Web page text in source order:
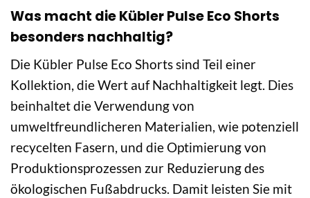
Was macht die Kübler Pulse Eco Shorts
besonders nachhaltig?
Die Kübler Pulse Eco Shorts sind Teil einer
Kollektion, die Wert auf Nachhaltigkeit legt. Dies
beinhaltet die Verwendung von
umweltfreundlicheren Materialien, wie potenziell
recycelten Fasern, und die Optimierung von
Produktionsprozessen zur Reduzierung des
ökologischen Fußabdrucks. Damit leisten Sie mit